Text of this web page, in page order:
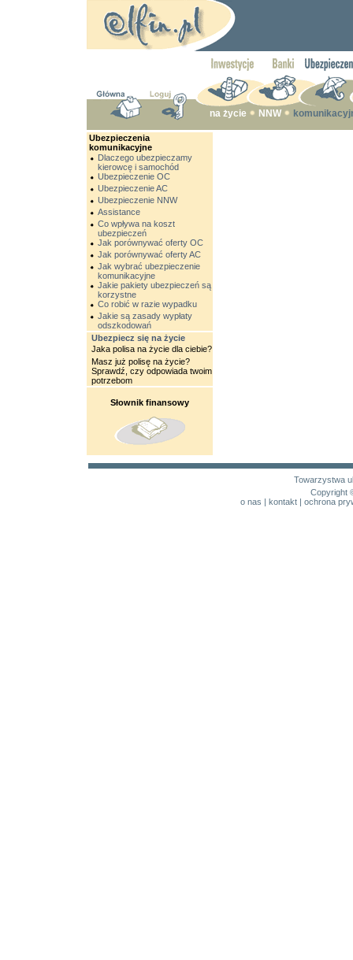
na życie NNW
Ubezpieczenia
komunikacyjne
Dlaczego ubezpieczamy
kierowcę i samochód
Ubezpieczenie OC
Ubezpieczenie AC
Ubezpieczenie NNW
Assistance
Co wpływa na koszt
ubezpieczeń
Jak porównywać oferty OC
Jak porównywać oferty AC
Jak wybrać ubezpieczenie
komunikacyjne
Jakie pakiety ubezpieczeń są
korzystne
Co robić w razie wypadku
Jakie są zasady wypłaty
odszkodowań
Ubezpiecz się na życie
Jaka polisa na życie dla ciebie?
Masz już polisę na życie?
Sprawdź, czy odpowiada twoim
potrzebom
Słownik finansowy
Towarzystwa
Copyright
o nas | kontakt| ochrona